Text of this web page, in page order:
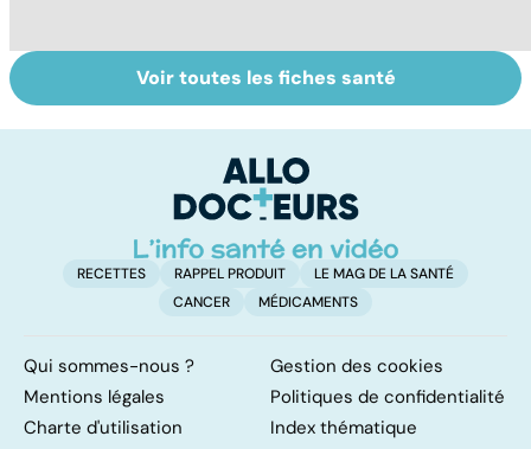
Gynéco : un suivi
pour la vie
Sexualité,
infertilité et
étroits
Voir toutes les fiches santé
RECETTES RAPPEL PRODUIT
LE MAG DE LA SANTÉ
CANCER
MÉDICAMENTS
Qui sommes-nous ?
Gestion des cookies
Mentions légales
Politiques de confidentialité
Charte d'utilisation
Index thématique